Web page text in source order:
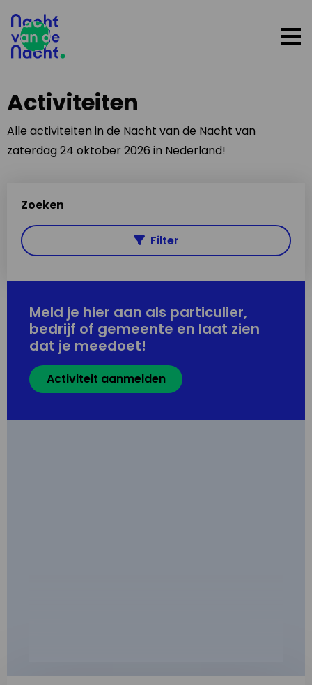
Activiteiten
Alle activiteiten in de Nacht van de Nacht van
zaterdag 24 oktober 2026 in Nederland!
Zoeken
Filter
Meld je hier aan als particulier,
bedrijf of gemeente en laat zien
dat je meedoet!
Activiteit aanmelden